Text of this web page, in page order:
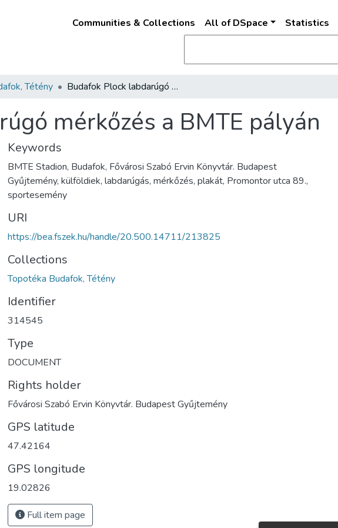
Communities & Collections All of DSpace Statistics
Tétény Budafok Plock labdarúgó mérkőzés a BMTE pályán
mérkőzés a BMTE pályán
Keywords
BMTE Stadion, Budafok, Fővárosi Szabó Ervin Könyvtár. Budapest
Gyűjtemény, külföldiek, labdarúgás, mérkőzés, plakát, Promontor utca 89.,
sportesemény
URI
https://bea.fszek.hu/handle/20.500.14711/213825
Collections
Topotéka Budafok, Tétény
Identifier
314545
Type
DOCUMENT
Rights holder
Fővárosi Szabó Ervin Könyvtár. Budapest Gyűjtemény
GPS latitude
47.42164
GPS longitude
19.02826
Full item page